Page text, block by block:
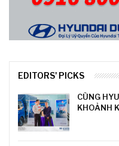
EDITORS' PICKS
CÙNG
KHOẢNH